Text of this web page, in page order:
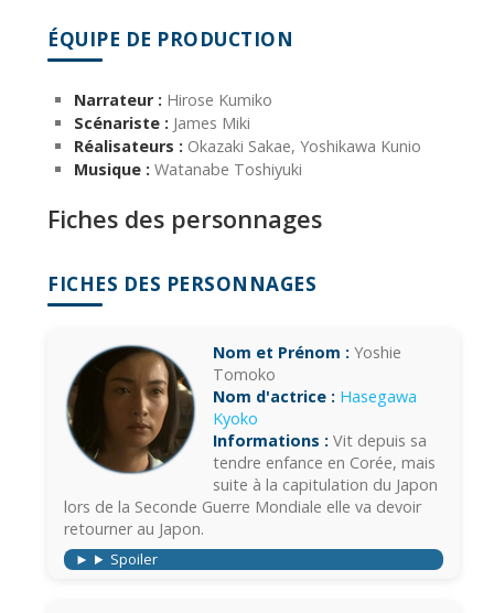
ÉQUIPE DE PRODUCTION
Narrateur : Hirose Kumiko
Scénariste : James Miki
Réalisateurs : Okazaki Sakae, Yoshikawa Kunio
Musique : Watanabe Toshiyuki
Fiches des personnages
FICHES DES PERSONNAGES
Nom et Prénom : Yoshie
Tomoko
Nom d'actrice : Hasegawa
Kyoko
Informations : Vit depuis sa
tendre enfance en Corée, mais
suite à la capitulation du Japon
lors de la Seconde Guerre Mondiale elle va devoir
retourner au Japon.
Spoiler